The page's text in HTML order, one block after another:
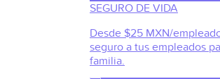
SEGURO DE VIDA
Desde $25 MXN/
seguro a tus empleados
familia.